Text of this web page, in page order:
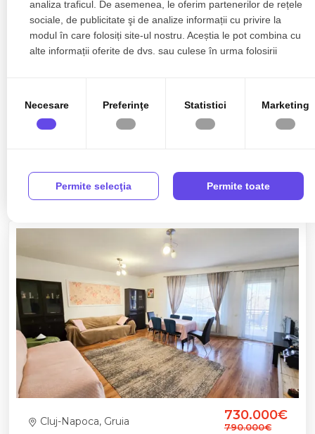
Cluj-Napoca, Grigorescu 585.000€
3 camere 1 baie
Cluj-Napoca, Gruia 730.000€
790.000€
analiza traficul. De asemenea, le oferim partenerilor de rețele
sociale, de publicitate şi de analize informații cu privire la
modul în care folosiți site-ul nostru. Aceștia le pot combina cu
alte informații oferite de dvs. sau culese în urma folosirii
Necesare Preferinţe Statistici Marketing
Permite selecţia Permite toate